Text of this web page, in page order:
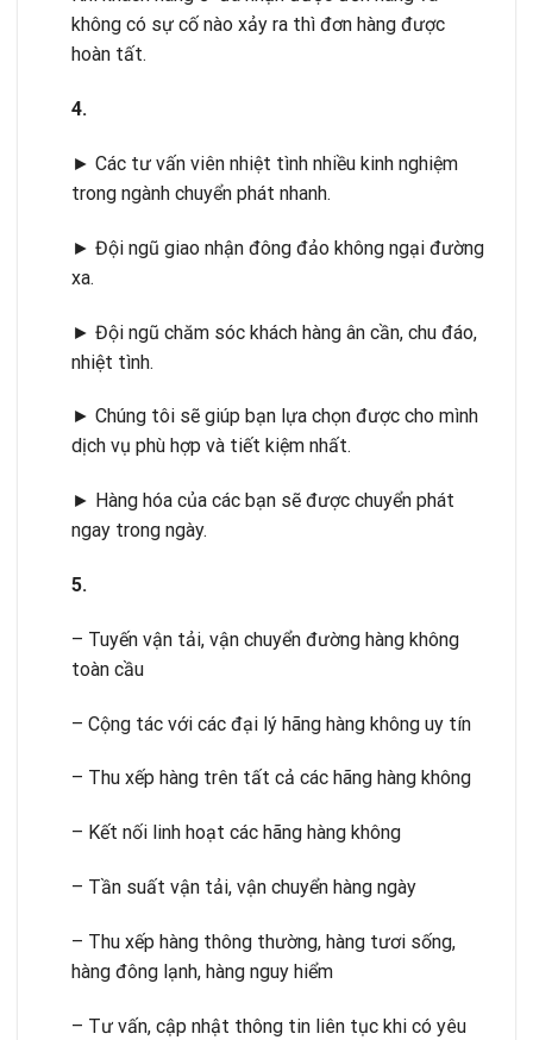
không có sự cố nào xảy ra thì đơn hàng được
hoàn tất.
4.
► Các tư vấn viên nhiệt tình nhiều kinh nghiệm
trong ngành chuyển phát nhanh.
► Đội ngũ giao nhận đông đảo không ngại đường
xa.
► Đội ngũ chăm sóc khách hàng ân cần, chu đáo,
nhiệt tình.
► Chúng tôi sẽ giúp bạn lựa chọn được cho mình
dịch vụ phù hợp và tiết kiệm nhất.
► Hàng hóa của các bạn sẽ được chuyển phát
ngay trong ngày.
5.
– Tuyến vận tải, vận chuyển đường hàng không
toàn cầu
– Cộng tác với các đại lý hãng hàng không uy tín
– Thu xếp hàng trên tất cả các hãng hàng không
– Kết nối linh hoạt các hãng hàng không
– Tần suất vận tải, vận chuyển hàng ngày
– Thu xếp hàng thông thường, hàng tươi sống,
hàng đông lạnh, hàng nguy hiểm
– Tư vấn, cập nhật thông tin liên tục khi có yêu